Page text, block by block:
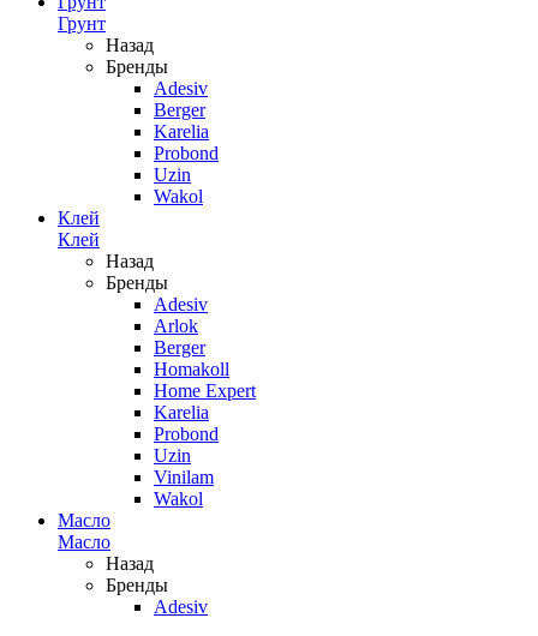
Грунт
Назад
Бренды
Adesiv
Berger
Karelia
Probond
Uzin
Wakol
Клей
Клей
Назад
Бренды
Adesiv
Arlok
Berger
Homakoll
Home Expert
Karelia
Probond
Uzin
Vinilam
Wakol
Масло
Масло
Назад
Бренды
Adesiv